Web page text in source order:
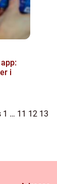
i
1 … 11 12 13